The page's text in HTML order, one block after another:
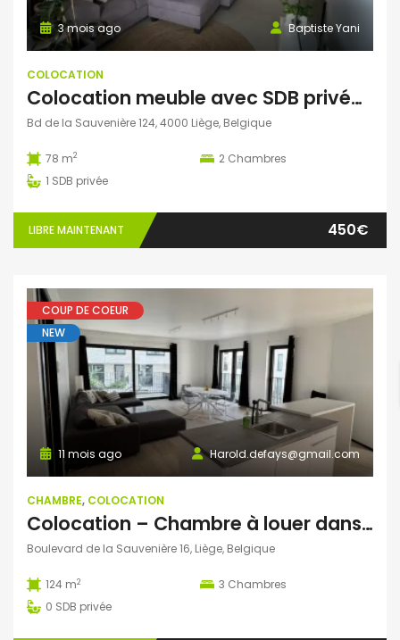
Baptiste Yani
3 mois ago
COLOCATION
Colocation meuble avec SDB privée (deux colocs) 400€
Bd de la Sauvenière 124, 4000 Liège, Belgique
78 m2 2 Chambres
1 SDB privée
LIBRE MAINTENANT 450€
COUP DE COEUR
NEW
Harold.defays@gmail.com
11 mois ago
CHAMBRE, COLOCATION
Colocation – Chambre à louer dans un appartement neuf au centre de Liège
Boulevard de la Sauvenière 16, Liège, Belgique
124 m2 3 Chambres
0 SDB privée